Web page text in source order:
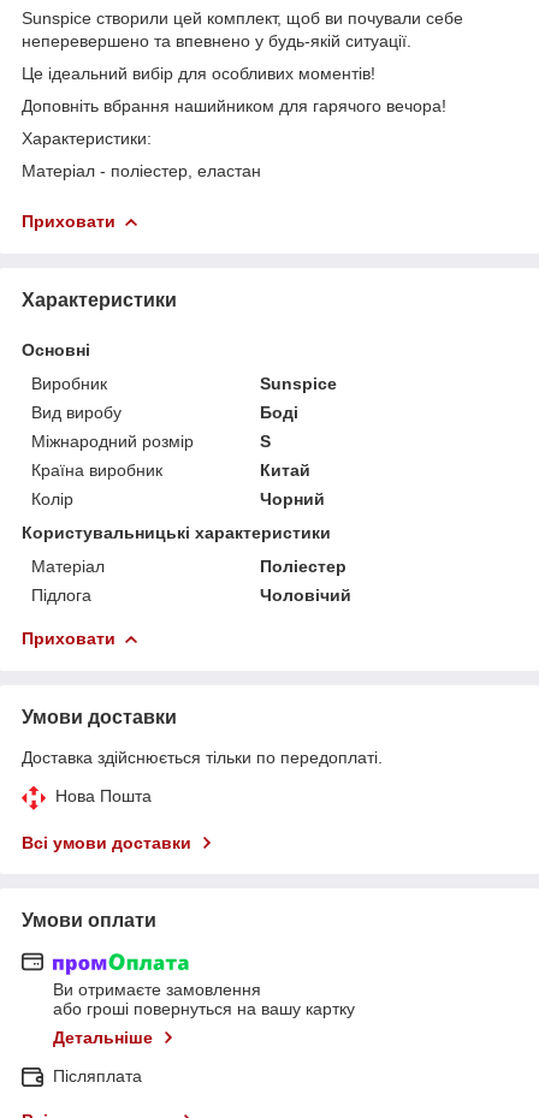
Sunspice створили цей комплект, щоб ви почували себе
неперевершено та впевнено у будь-якій ситуації.
Це ідеальний вибір для особливих моментів!
Доповніть вбрання нашийником для гарячого вечора!
Характеристики:
Матеріал - поліестер, еластан
Приховати
Характеристики
Основні
Виробник
Sunspice
Вид виробу
Боді
Міжнародний розмір
S
Країна виробник
Китай
Колір
Чорний
Користувальницькі характеристики
Матеріал
Поліестер
Підлога
Чоловічий
Приховати
Умови доставки
Доставка здійснюється тільки по передоплаті.
Нова Пошта
Всі умови доставки
Умови оплати
Ви отримаєте замовлення
або гроші повернуться на вашу картку
Детальніше
Післяплата